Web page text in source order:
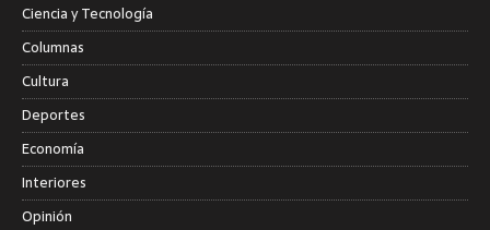
Ciencia y Tecnología
Columnas
Cultura
Deportes
Economía
Interiores
Opinión